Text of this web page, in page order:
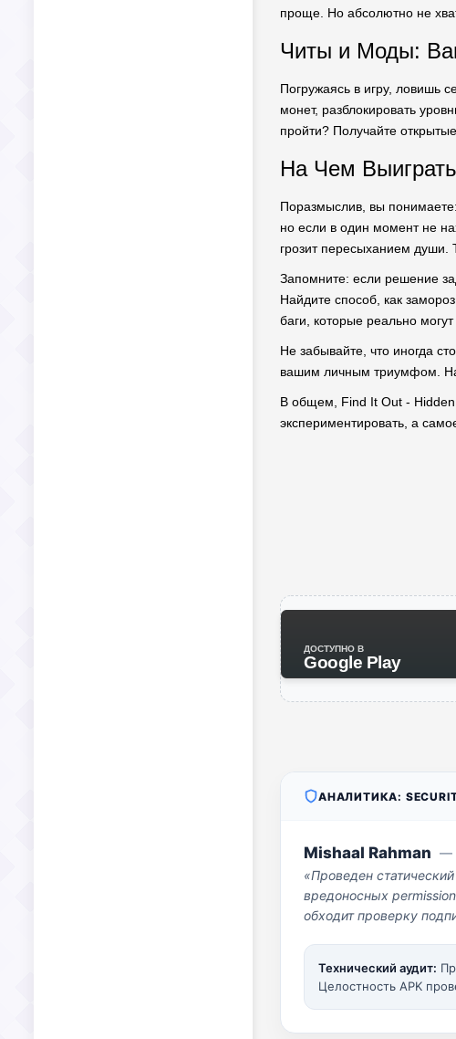
проще. Но абсолютно не
Читы и Моды:
Погружаясь в игру, ловишь
монет, разблокировать
пройти? Получайте
На Чем
Поразмыслив, вы
но если в один момент не
грозит пересыханием души.
Запомните: если решение
Найдите способ, как
баги, которые реально
Не забывайте, что иногда
вашим личным триумфом. На
В общем, Find It Out - Hidden
экспериментировать, а
ДОСТУПНО В
Google Play
АНАЛИТИКА:
Mishaal Rahman —
«Проведен
вредоносных
обходит проверку
Технический аудит:
Целостность APK